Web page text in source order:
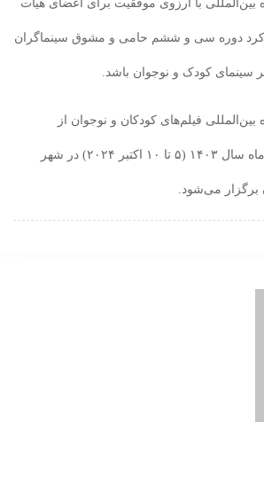
با آرزوی موفقیت برای اعضای هیأت
کرد دوره سی و ششم حامی و مشوق سینماگران
سینمای کودک و نوجوان باشد.
فیلم‌های کودکان و نوجوان از
چهاردهم تا نوزدهم مهر ماه سال ۱۴۰۳ (۵ تا ۱۰ اکتبر ۲۰۲۴) در شهر
برگزار می‌شود.